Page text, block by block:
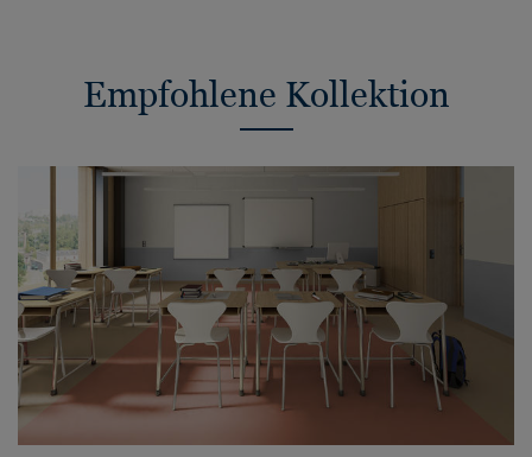
Empfohlene Kollektion